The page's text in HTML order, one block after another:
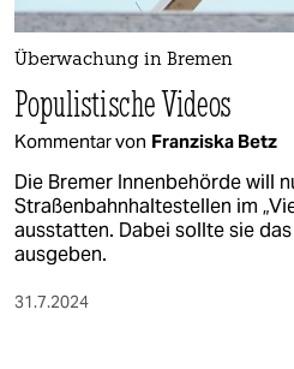
nord
wahrheit
verlag
veranstaltungen
shop
Überwachung in Bremen
Populistische Videos
Kommentar von Franziska Betz
Die Bremer Innenbehörde will
Straßenbahnhaltestellen im
ausstatten. Dabei sollte sie
ausgeben.
31.7.2024